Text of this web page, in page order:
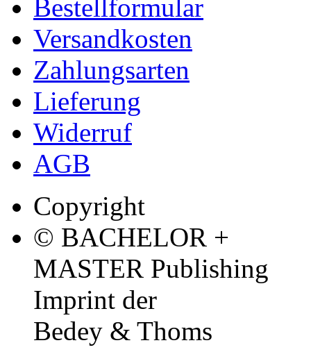
Bestellformular
Versandkosten
Zahlungsarten
Lieferung
Widerruf
AGB
Copyright
© BACHELOR +
MASTER Publishing
Imprint der
Bedey & Thoms